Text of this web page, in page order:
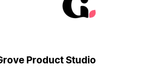
Product Studio